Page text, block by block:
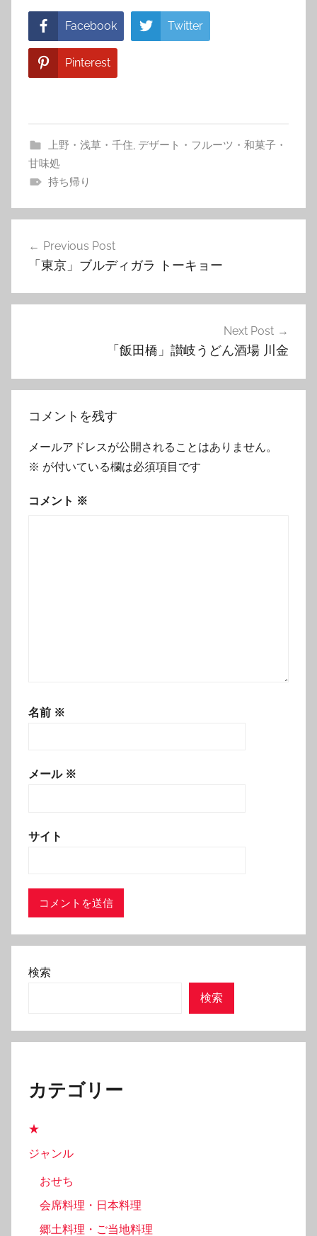
Facebook Twitter
Pinterest
上野・浅草・千住 デザート・フルーツ・和菓子・
甘味処
持ち帰り
ビ
シ
Previous Post
「東京」ブルディガラ トーキョー
Next Post
「飯田橋」讃岐うどん酒場 川金
コメントを残す
メールアドレスが公開されることはありません。
※ が付いている欄は必須項目です
コメント ※
名前 ※
メール ※
サイト
検索
検索
カテゴリー
★
ジャンル
おせち
会席料理・日本料理
郷土料理・ご当地料理